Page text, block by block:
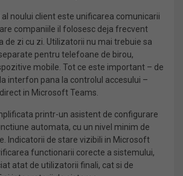
noului client este unificarea comunicarii
companiile il folosesc deja frecvent
de zi cu zi. Utilizatorii nu mai trebuie sa
pentru telefoane de birou,
mobile. Tot ce este important – de
interfon pana la controlul accesului –
in Microsoft Teams.
printr-un asistent de configurare
automata, cu un nivel minim de
Indicatorii de stare vizibili in Microsoft
functionarii corecte a sistemului,
atat de utilizatorii finali, cat si de